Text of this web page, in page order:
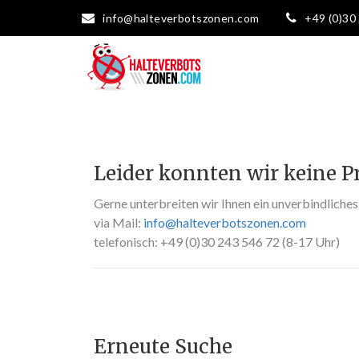
info@halteverbotszonen.com +49
Leider konnten wir keine
Gerne unterbreiten wir Ihnen ein
via Mail: info@halteverbotszonen.com
telefonisch: +49 (0)30 243 546 72 (8-17 Uhr)
Erneute Suche